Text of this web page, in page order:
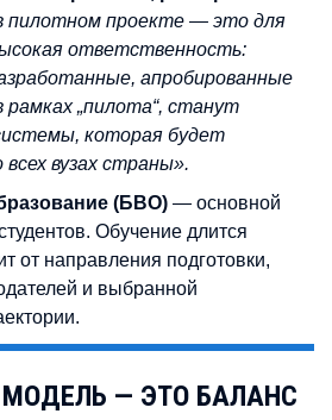
пилотном проекте — это для
ответственность:
апробированные
„пилота“, станут
которая будет
вузах страны».
(БВО) — основной
Обучение длится
от направления подготовки,
и выбранной
— ЭТО БАЛАНС